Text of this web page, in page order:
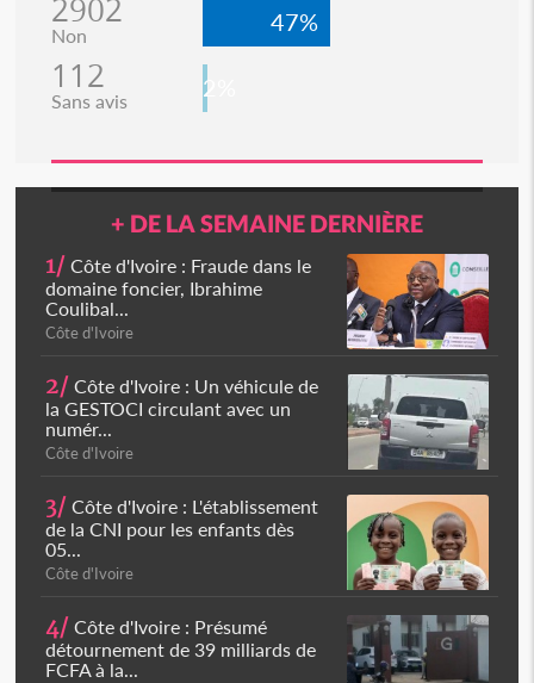
2902
Non 47%
112
Sans avis 2%
+ DE LA SEMAINE DERNIÈRE
1/ Côte d'Ivoire : Fraude dans le
domaine foncier, Ibrahime
Coulibal...
Côte d'Ivoire
2/ Côte d'Ivoire : Un véhicule de
la GESTOCI circulant avec un
numér...
Côte d'Ivoire
3/ Côte d'Ivoire : L'établissement
de la CNI pour les enfants dès
05...
Côte d'Ivoire
4/ Côte d'Ivoire : Présumé
détournement de 39 milliards de
FCFA à la...